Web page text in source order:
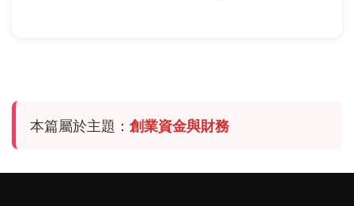
本篇屬於主題： 創業資金與財務